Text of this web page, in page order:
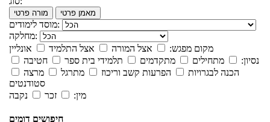
מורה פרטי מאמן פרטי
מוסד לימודים:
מחלקה:
מקום מפגש:
אצל המורה אצל התלמיד
אונליין
נסיון:
מתחילים מתקדמים תלמידי בית ספר
חטיבה
הכנה לבגרויות
הפרעות קשב וריכוז מתרגל
מרצה
סטודנטים
מין:
זכר נקבה
חיפושים דומים